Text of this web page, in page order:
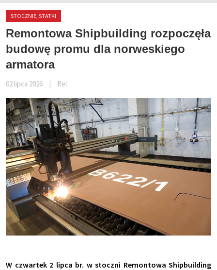
STOCZNIE, STATKI
Remontowa Shipbuilding rozpoczęła
budowę promu dla norweskiego
armatora
02 lipca 2026 Rel
W czwartek 2 lipca br. w stoczni Remontowa Shipbuilding